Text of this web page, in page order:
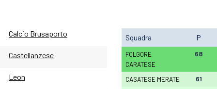
Calcio Brusaporto
Castellanzese
Leon
Squadra P
FOLGORE
CARATESE
68
CASATESE MERATE 61